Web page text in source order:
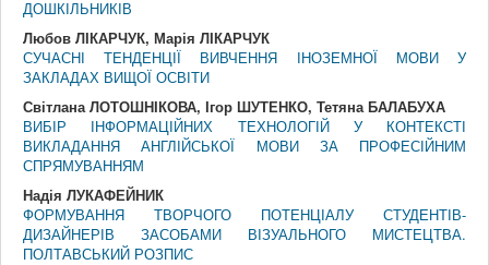
ДОШКІЛЬНИКІВ
Любов ЛІКАРЧУК, Марія ЛІКАРЧУК
СУЧАСНІ ТЕНДЕНЦІЇ ВИВЧЕННЯ ІНОЗЕМНОЇ МОВИ У
ЗАКЛАДАХ ВИЩОЇ ОСВІТИ
Світлана ЛОТОШНІКОВА, Ігор ШУТЕНКО, Тетяна БАЛАБУХА
ВИБІР ІНФОРМАЦІЙНИХ ТЕХНОЛОГІЙ У КОНТЕКСТІ
ВИКЛАДАННЯ АНГЛІЙСЬКОЇ МОВИ ЗА ПРОФЕСІЙНИМ
СПРЯМУВАННЯМ
Надія ЛУКАФЕЙНИК
ФОРМУВАННЯ ТВОРЧОГО ПОТЕНЦІАЛУ СТУДЕНТІВ-
ДИЗАЙНЕРІВ ЗАСОБАМИ ВІЗУАЛЬНОГО МИСТЕЦТВА.
ПОЛТАВСЬКИЙ РОЗПИС